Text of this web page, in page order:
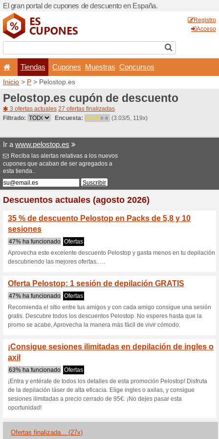
El gran portal de cupones
Tiendas
Inicio>P> Pelostop.es
Pelostop.es
Filtrado:
Ir awww.pelostop.es
Reciba las alertas relativas
cupones que acaban de ser
esta tienda..